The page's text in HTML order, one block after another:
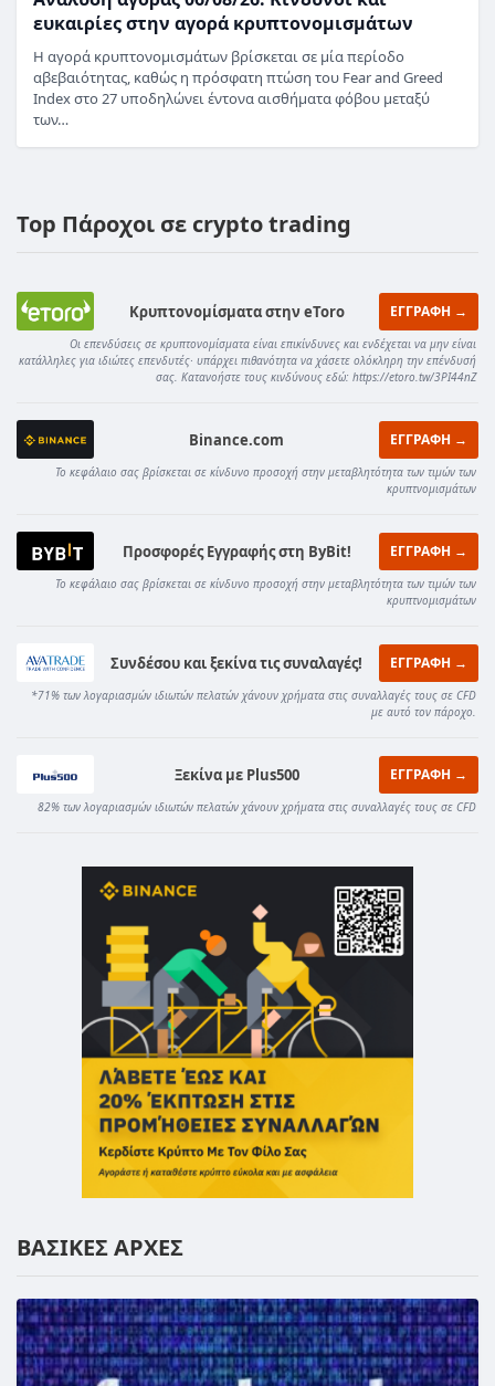
ευκαιρίες στην αγορά κρυπτονομισμάτων
Η αγορά κρυπτονομισμάτων βρίσκεται σε μία περίοδο
αβεβαιότητας, καθώς η πρόσφατη πτώση του Fear and Greed
Index στο 27 υποδηλώνει έντονα αισθήματα φόβου μεταξύ
των…
Top Πάροχοι σε crypto trading
Κρυπτονομίσματα στην eToro ΕΓΓΡΑΦΗ →
Οι επενδύσεις σε κρυπτονομίσματα είναι επικίνδυνες και ενδέχεται να μην είναι
κατάλληλες για ιδιώτες επενδυτές· υπάρχει πιθανότητα να χάσετε ολόκληρη την επένδυσή
σας. Κατανοήστε τους κινδύνους εδώ: https://etoro.tw/3PI44nZ
Binance.com ΕΓΓΡΑΦΗ →
Το κεφάλαιο σας βρίσκεται σε κίνδυνο προσοχή στην μεταβλητότητα των τιμών των
κρυπτνομισμάτων
Προσφορές Εγγραφής στη ByBit! ΕΓΓΡΑΦΗ →
Το κεφάλαιο σας βρίσκεται σε κίνδυνο προσοχή στην μεταβλητότητα των τιμών των
κρυπτνομισμάτων
Συνδέσου και ξεκίνα τις συναλαγές! ΕΓΓΡΑΦΗ →
*71% των λογαριασμών ιδιωτών πελατών χάνουν χρήματα στις συναλλαγές τους σε CFD
με αυτό τον πάροχο.
Ξεκίνα με Plus500 ΕΓΓΡΑΦΗ →
82% των λογαριασμών ιδιωτών πελατών χάνουν χρήματα στις συναλλαγές τους σε CFD
ΒΑΣΙΚΕΣ ΑΡΧΕΣ